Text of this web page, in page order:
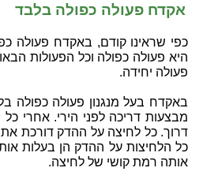
אקדח פעולה כפולה בלבד
כפי שראינו קודם, באקדח פעולה
היא פעולה כפולה וכל הפעולות
פעולה יחידה.
באקדח בעל מנגנון פעולה כפולה
מבצעות דריכה לפני הירי. אחרי
דרוך. כל לחיצה על ההדק דורכת
כל הלחיצות על ההדק הן בעלות
אותה רמת קושי של לחיצה.